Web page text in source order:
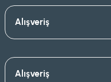
Alışveriş
Alışveriş